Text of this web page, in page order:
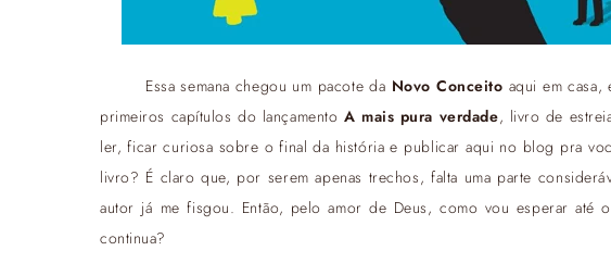
Essa semana chegou um pacote da Novo Conceito aqui em
primeiros capítulos do lançamento A mais pura verdade, livro de
ler, ficar curiosa sobre o final da história e publicar aqui no blog pra
livro? É claro que, por serem apenas trechos, falta uma parte
autor já me fisgou. Então, pelo amor de Deus, como vou esperar até
continua?